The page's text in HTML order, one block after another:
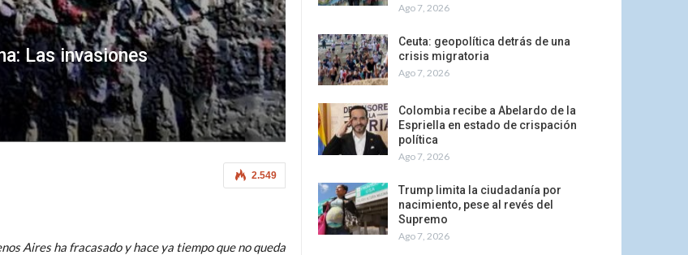
Las invasiones
2.549
Aires ha fracasado y hace ya tiempo que no queda
Ago 7, 2026
Ceuta: geopolítica detrás de una
crisis migratoria
Ago 7, 2026
Colombia recibe a Abelardo de la
Espriella en estado de crispación
política
Ago 7, 2026
Trump limita la ciudadanía por
nacimiento, pese al revés del
Supremo
Ago 7, 2026